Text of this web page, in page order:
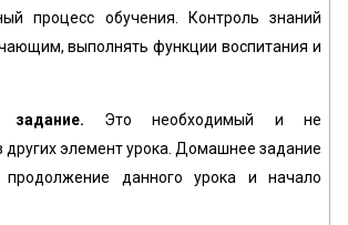
процесс обучения. Контроль знаний
выполнять функции воспитания и
задание. Это необходимый и не
элемент урока. Домашнее задание
продолжение данного урока и начало